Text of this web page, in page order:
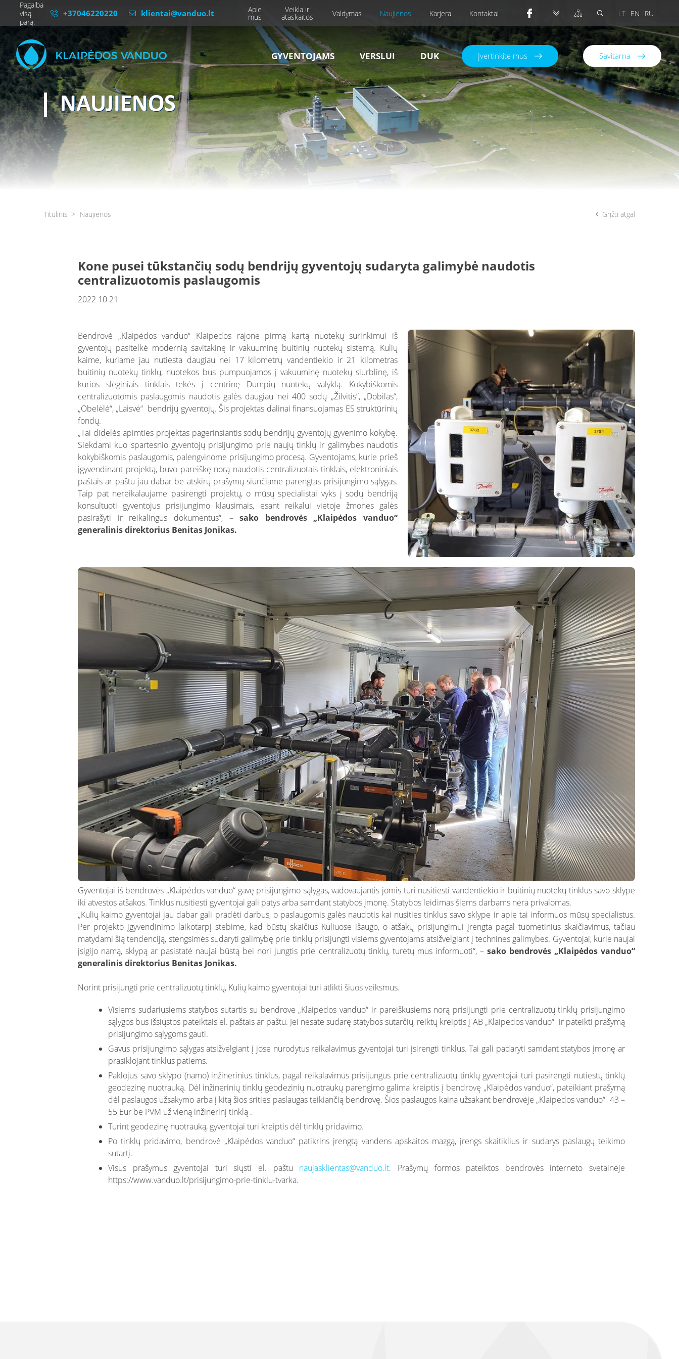
Pagalba
visą
parą:
+37046220220 klientai@vanduo.lt Apie
mus
Veikla ir
ataskaitos Valdymas Naujienos Karjera Kontaktai LT EN RU
GYVENTOJAMS VERSLUI DUK Įvertinkite mus Savitarna
NAUJIENOS
Titulinis Naujienos Grįžti atgal
Kone pusei tūkstančių sodų bendrijų gyventojų sudaryta galimybė naudotis
centralizuotomis paslaugomis
2022 10 21
Bendrovė „Klaipėdos vanduo“ Klaipėdos rajone pirmą kartą nuotekų surinkimui iš
gyventojų pasitelkė modernią savitakinę ir vakuuminę buitinių nuotekų sistemą. Kulių
kaime, kuriame jau nutiesta daugiau nei 17 kilometrų vandentiekio ir 21 kilometras
buitinių nuotekų tinklų, nuotekos bus pumpuojamos į vakuuminę nuotekų siurblinę, iš
kurios slėginiais tinklais tekės į centrinę Dumpių nuotekų valyklą. Kokybiškomis
centralizuotomis paslaugomis naudotis galės daugiau nei 400 sodų „Žilvitis“, „Dobilas“,
„Obelėlė“, „Laisvė“ bendrijų gyventojų. Šis projektas dalinai finansuojamas ES struktūrinių
fondų.
„Tai didelės apimties projektas pagerinsiantis sodų bendrijų gyventojų gyvenimo kokybę.
Siekdami kuo spartesnio gyventojų prisijungimo prie naujų tinklų ir galimybės naudotis
kokybiškomis paslaugomis, palengvinome prisijungimo procesą. Gyventojams, kurie prieš
įgyvendinant projektą, buvo pareiškę norą naudotis centralizuotais tinklais, elektroniniais
paštais ar paštu jau dabar be atskirų prašymų siunčiame parengtas prisijungimo sąlygas.
Taip pat nereikalaujame pasirengti projektų, o mūsų specialistai vyks į sodų bendriją
konsultuoti gyventojus prisijungimo klausimais, esant reikalui vietoje žmonės galės
pasirašyti ir reikalingus dokumentus“, –sako bendrovės „Klaipėdos vanduo“
generalinis direktorius Benitas Jonikas.
Gyventojai iš bendrovės „Klaipėdos vanduo“ gavę prisijungimo sąlygas, vadovaujantis jomis turi nusitiesti vandentiekio ir buitinių nuotekų tinklus savo sklype
iki atvestos atšakos. Tinklus nusitiesti gyventojai gali patys arba samdant statybos įmonę. Statybos leidimas šiems darbams nėra privalomas.
„Kulių kaimo gyventojai jau dabar gali pradėti darbus, o paslaugomis galės naudotis kai nusities tinklus savo sklype ir apie tai informuos mūsų specialistus.
Per projekto įgyvendinimo laikotarpį stebime, kad būstų skaičius Kuliuose išaugo, o atšakų prisijungimui įrengta pagal tuometinius skaičiavimus, tačiau
matydami šią tendenciją, stengsimės sudaryti galimybę prie tinklų prisijungti visiems gyventojams atsižvelgiant į technines galimybes. Gyventojai, kurie naujai
įsigijo namą, sklypą ar pasistatė naujai būstą bei nori jungtis prie centralizuotų tinklų, turėtų mus informuoti“, – sako bendrovės „Klaipėdos vanduo“
generalinis direktorius Benitas Jonikas.
Norint prisijungti prie centralizuotų tinklų, Kulių kaimo gyventojai turi atlikti šiuos veiksmus.
Visiems sudariusiems statybos sutartis su bendrove „Klaipėdos vanduo“ ir pareiškusiems norą prisijungti prie centralizuotų tinklų prisijungimo
sąlygos bus išsiųstos pateiktais el. paštais ar paštu. Jei nesate sudarę statybos sutarčių, reiktų kreiptis į AB „Klaipėdos vanduo“ ir pateikti prašymą
prisijungimo sąlygoms gauti.
Gavus prisijungimo sąlygas atsižvelgiant į jose nurodytus reikalavimus gyventojai turi įsirengti tinklus. Tai gali padaryti samdant statybos įmonę ar
prasiklojant tinklus patiems.
Paklojus savo sklypo (namo) inžinerinius tinklus, pagal reikalavimus prisijungus prie centralizuotų tinklų gyventojai turi pasirengti nutiestų tinklų
geodezinę nuotrauką. Dėl inžinerinių tinklų geodezinių nuotraukų parengimo galima kreiptis į bendrovę „Klaipėdos vanduo“, pateikiant prašymą
dėl paslaugos užsakymo arba į kitą šios srities paslaugas teikiančią bendrovę. Šios paslaugos kaina užsakant bendrovėje „Klaipėdos vanduo“ 43 –
55 Eur be PVM už vieną inžinerinį tinklą .
Turint geodezinę nuotrauką, gyventojai turi kreiptis dėl tinklų pridavimo.
Po tinklų pridavimo, bendrovė „Klaipėdos vanduo“ patikrins įrengtą vandens apskaitos mazgą, įrengs skaitiklius ir sudarys paslaugų teikimo
sutartį.
Visus prašymus gyventojai turi siųsti el. paštu naujasklientas@vanduo.lt. Prašymų formos pateiktos bendrovės interneto svetainėje
https://www.vanduo.lt/prisijungimo-prie-tinklu-tvarka.